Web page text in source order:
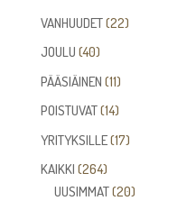
tuotetta
VANHUUDET 2222
JOULU 4040
tuotetta
PÄÄSIÄINEN 1111
tuotetta
POISTUVAT 1414
tuotetta
YRITYKSILLE 1717
KAIKKI 264264
tuotetta
UUSIMMAT 2020